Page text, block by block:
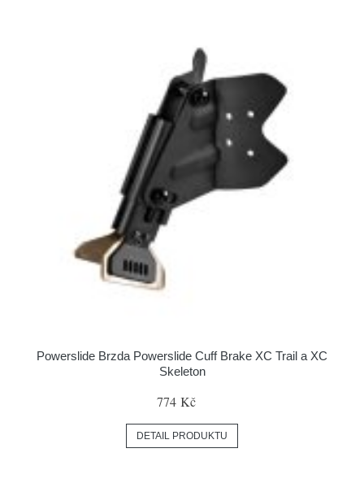
Powerslide Brzda Powerslide Cuff Brake XC Trail a XC
Skeleton
774 Kč
DETAIL PRODUKTU